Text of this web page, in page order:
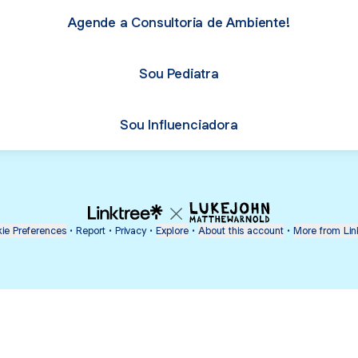
Agende a Consultoria de Ambiente!
Sou Pediatra
Sou Influenciadora
Preferences • Report • Privacy • Explore • About this account • More from